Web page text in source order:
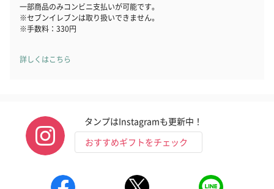
一部商品のみコンビニ支払いが可能です。
※セブンイレブンは取り扱いできません。
※手数料：330円
詳しくはこちら
タンプはInstagramも更新中！
おすすめギフトをチェック